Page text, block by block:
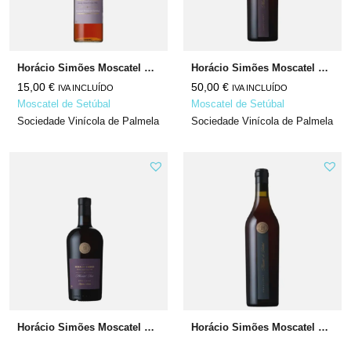
Horácio Simões Moscatel Roxo de Setúbal N/A
15,00 € IVA INCLUÍDO
Moscatel de Setúbal
Sociedade Vinícola de Palmela
Horácio Simões Moscatel Roxo de Setúbal Excellent N/A
50,00 € IVA INCLUÍDO
Moscatel de Setúbal
Sociedade Vinícola de Palmela
Horácio Simões Moscatel Roxo de Setúbal Heritage N/A Horácio Simões Moscatel de Setúbal Excellent N/A